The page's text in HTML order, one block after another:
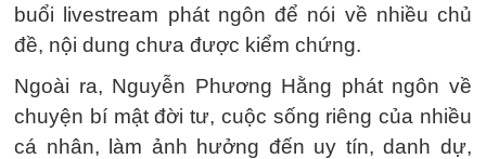
buổi livestream phát ngôn để nói về nhiều chủ
đề, nội dung chưa được kiểm chứng.
Ngoài ra, Nguyễn Phương Hằng phát ngôn về
chuyện bí mật đời tư, cuộc sống riêng của nhiều
cá nhân, làm ảnh hưởng đến uy tín, danh dự,